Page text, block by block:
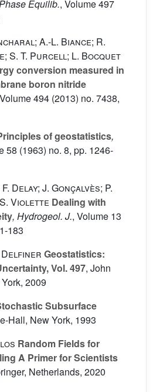
Equilib., Volume 497
A.-L. Biance; R.
S. T. Purcell; L. Bocquet
conversion measured in
boron nitride
494 (2013) no. 7438,
of geostatistics,
58 (1963) no. 8, pp. 1246-
Delay; J. Gonçalvès; P.
Violette Dealing with
, Hydrogeol. J., Volume 13
183
Delfiner Geostatistics:
Vol. 497, John
2009
Subsurface
Hall, New York, 1993
Random Fields for
A Primer for Scientists
Netherlands, 2020